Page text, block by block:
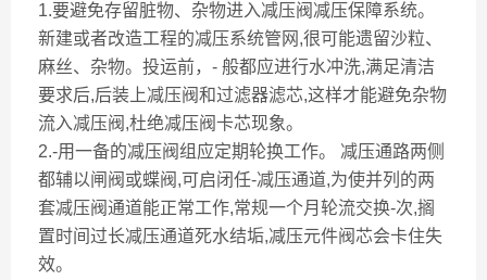
1.要避免存留脏物、杂物进入减压阀减压保障系统。
新建或者改造工程的减压系统管网,很可能遗留沙粒、
麻丝、杂物。投运前，- 般都应进行水冲洗,满足清洁
要求后,后装上减压阀和过滤器滤芯,这样才能避免杂物
流入减压阀,杜绝减压阀卡芯现象。
2.-用一备的减压阀组应定期轮换工作。 减压通路两侧
都辅以闸阀或蝶阀,可启闭任-减压通道,为使并列的两
套减压阀通道能正常工作,常规一个月轮流交换-次,搁
置时间过长减压通道死水结垢,减压元件阀芯会卡住失
效。